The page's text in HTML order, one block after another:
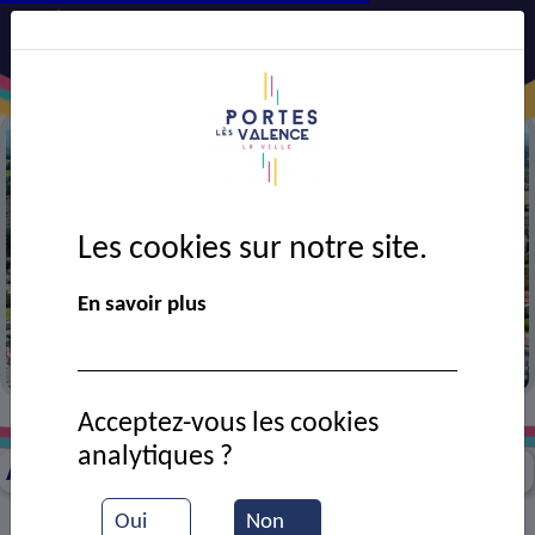
> Travaux en cours > Coupure de courant ENEDIS
Aucun travaux correspondants
Les cookies sur notre site.
En savoir plus
Oui Non
Acceptez-vous les cookies
analytiques ?